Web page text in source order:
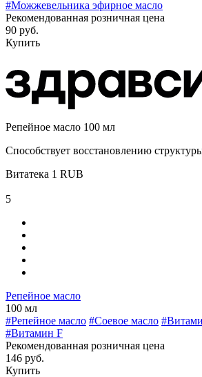
#Можжевельника эфирное масло
Рекомендованная розничная цена
90 руб.
Купить
Репейное масло 100 мл
Способствует восстановлению
Витатека 1 RUB
5
Репейное масло
100 мл
#Репейное масло #Соевое масло
#Витамин F
Рекомендованная розничная цена
146 руб.
Купить